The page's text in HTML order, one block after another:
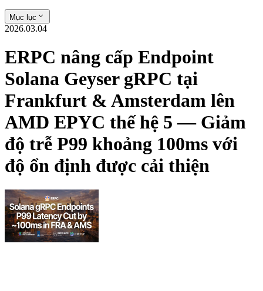
Mục lục
2026.03.04
ERPC nâng cấp Endpoint
Solana Geyser gRPC tại
Frankfurt & Amsterdam lên
AMD EPYC thế hệ 5 — Giảm
độ trễ P99 khoảng 100ms với
độ ổn định được cải thiện